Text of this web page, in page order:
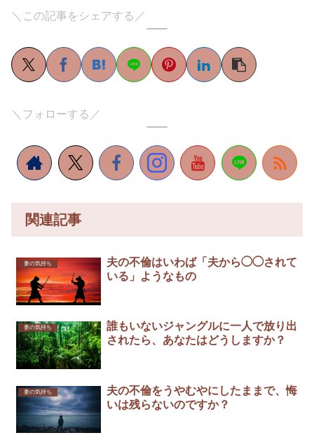
＼この記事をシェアする／
＼フォローする／
関連記事
妻の気持ち
夫の不倫はいわば「夫から◯◯されて
いる」ようなもの
妻の気持ち
誰もいないジャングルに一人で放り出
されたら、あなたはどうしますか？
妻の気持ち
夫の不倫をうやむやにしたままで、悔
いは残らないのですか？￼